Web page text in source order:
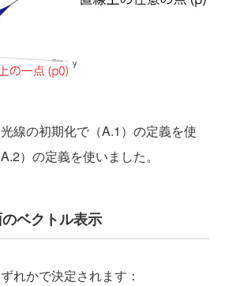
線の初期化で（A.1）の定義を使
）の定義を使いました。
ベクトル表示
れかで決定されます：